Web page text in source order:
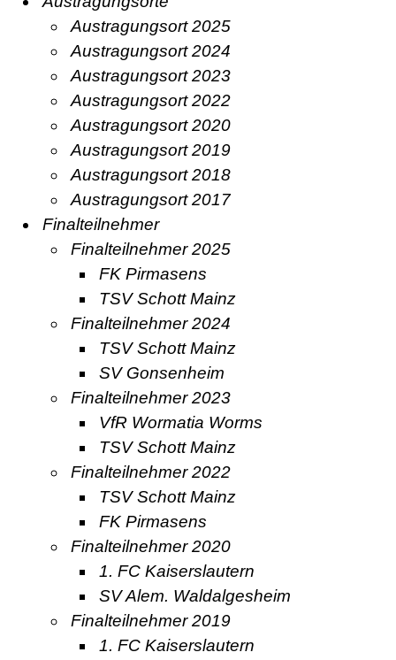
Austragungsort 2025
Austragungsort 2024
Austragungsort 2023
Austragungsort 2022
Austragungsort 2020
Austragungsort 2019
Austragungsort 2018
Austragungsort 2017
Finalteilnehmer
Finalteilnehmer 2025
FK Pirmasens
TSV Schott Mainz
Finalteilnehmer 2024
TSV Schott Mainz
SV Gonsenheim
Finalteilnehmer 2023
VfR Wormatia Worms
TSV Schott Mainz
Finalteilnehmer 2022
TSV Schott Mainz
FK Pirmasens
Finalteilnehmer 2020
1. FC Kaiserslautern
SV Alem. Waldalgesheim
Finalteilnehmer 2019
1. FC Kaiserslautern